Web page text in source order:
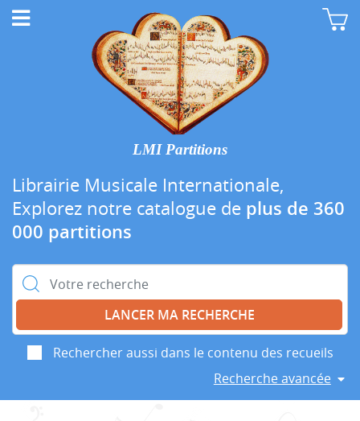
LMI Partitions
Librairie Musicale Internationale,
Explorez notre catalogue de plus de 360
000 partitions
Rechercher :
Rechercher aussi dans le contenu des recueils
Recherche avancée